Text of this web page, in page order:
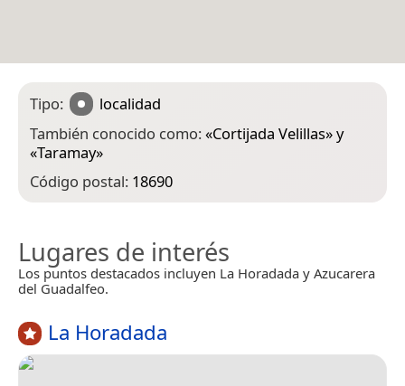
Tipo:
localidad
También conocido como:«Cortijada Velillas» y
«Taramay»
Código postal: 18690
Lugares de interés
Los puntos destacados incluyen La Horadada y Azucarera
del Guadalfeo.
La Horadada